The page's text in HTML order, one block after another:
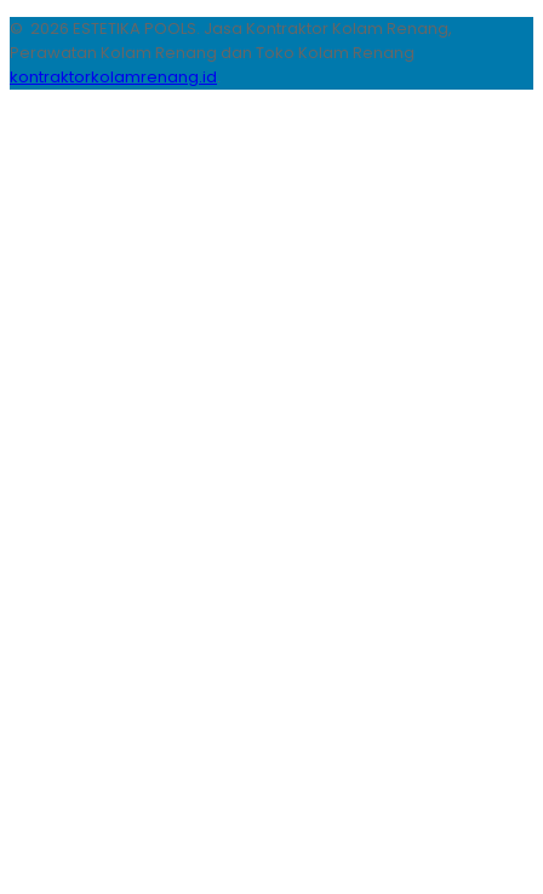
© 2026 ESTETIKA POOLS. Jasa Kontraktor Kolam Renang,
Perawatan Kolam Renang dan Toko Kolam Renang
kontraktorkolamrenang.id.